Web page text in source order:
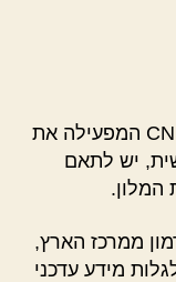
להזמנת טיסה של חברת CN AIRWAYS המפעילה את
יש לתאם
ממרכז הארץ,
מידע עדכני